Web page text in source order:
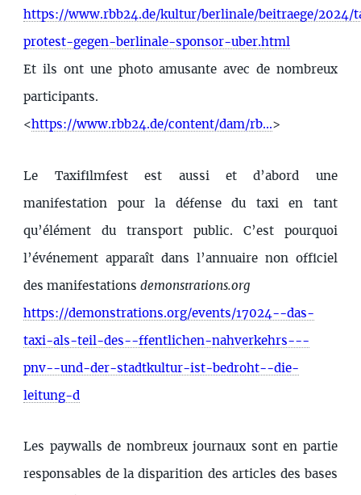
https://www.rbb24.de/kultur/berlinale/beitraege/
protest-gegen-berlinale-sponsor-uber.html
Et ils ont une photo amusante avec de nombreux
participants.
<https://www.rbb24.de/content/dam/rb...>
Le Taxifilmfest est aussi et d’abord une
manifestation pour la défense du taxi en tant
qu’élément du transport public. C’est pourquoi
l’événement apparaît dans l’annuaire non officiel
des manifestationsdemonstrations.org
https://demonstrations.org/events/17024--das-
taxi-als-teil-des--ffentlichen-nahverkehrs---
pnv--und-der-stadtkultur-ist-bedroht--die-
leitung-d
Les paywalls de nombreux journaux sont en partie
responsables de la disparition des articles des bases